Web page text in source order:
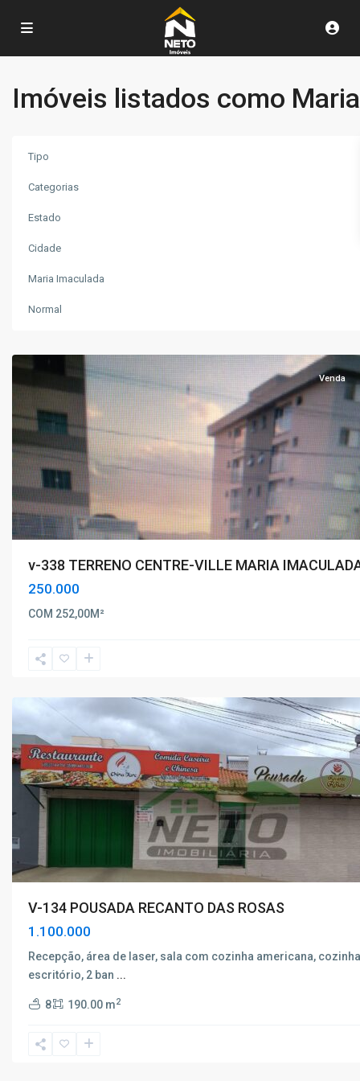
Imóveis listados como
Tipo
Categorias
Estado
Cidade
Maria Imaculada
Normal
Imaculada,
Venda
v-338 TERRENO CENTRE-VILLE MARIA
250.000
COM 252,00M²
Maria
de
Venda
V-134 POUSADA RECANTO DAS ROSAS
1.100.000
Recepção, área de laser, sala com cozinha americana,
escritório, 2 ban ...
8 190.00 m2